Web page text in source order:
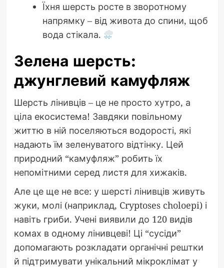
Їхня шерсть росте в зворотному
напрямку – від живота до спини, щоб
вода стікала.
Зелена шерсть:
джунглевий камуфляж
Шерсть лінивців – це не просто хутро, а
ціла екосистема! Завдяки повільному
життю в ній поселяються водорості, які
надають їм зеленуватого відтінку. Цей
природний “камуфляж” робить їх
непомітними серед листя для хижаків.
Але це ще не все: у шерсті лінивців живуть
жуки, молі (наприклад, Cryptoses choloepi) і
навіть гриби. Учені виявили до 120 видів
комах в одному лінивцеві! Ці “сусіди”
допомагають розкладати органічні рештки
й підтримувати унікальний мікроклімат у